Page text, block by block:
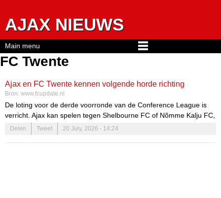
AJAX NIEUWS
FC Twente
Ajax en FC Twente kennen volgende horde richting
Conference League
Bron: www.fcupdate.nl
De loting voor de derde voorronde van de Conference League is
verricht. Ajax kan spelen tegen Shelbourne FC of Nõmme Kalju FC,
terwijl FC Twente kan spelen tegen FC DAC 1904 of FK Velez
Delen Tweet 20 July, 2026 - 14:24
Main menu